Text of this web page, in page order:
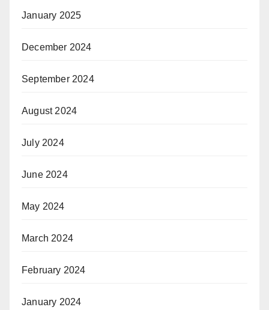
January 2025
December 2024
September 2024
August 2024
July 2024
June 2024
May 2024
March 2024
February 2024
January 2024